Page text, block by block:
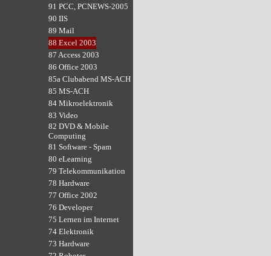
91 PCC, PCNEWS-2005
90 IIS
89 Mail
88 Excel 2003
87 Access 2003
86 Office 2003
85a Clubabend MS-ACH
85 MS-ACH
84 Mikroelektronik
83 Video
82 DVD & Mobile
Computing
81 Software - Spam
80 eLearning
79 Telekommunikation
78 Hardware
77 Office 2002
76 Developer
75 Lernen im Internet
74 Elektronik
73 Hardware